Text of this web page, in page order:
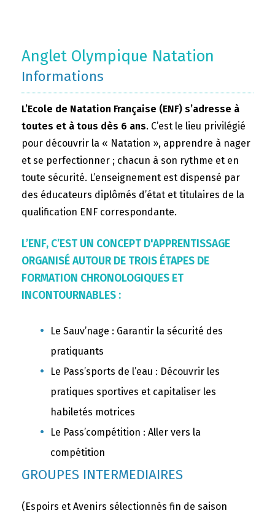
Anglet Olympique Natation
Informations
L’Ecole de Natation Française (ENF) s’adresse à
toutes et à tous dès 6 ans. C’est le lieu privilégié
pour découvrir la « Natation », apprendre à nager
et se perfectionner ; chacun à son rythme et en
toute sécurité. L’enseignement est dispensé par
des éducateurs diplômés d’état et titulaires de la
qualification ENF correspondante.
L’ENF, C’EST UN CONCEPT D'APPRENTISSAGE
ORGANISÉ AUTOUR DE TROIS ÉTAPES DE
FORMATION CHRONOLOGIQUES ET
INCONTOURNABLES :
Le Sauv’nage : Garantir la sécurité des
pratiquants
Le Pass’sports de l’eau : Découvrir les
pratiques sportives et capitaliser les
habiletés motrices
Le Pass’compétition : Aller vers la
compétition
GROUPES INTERMEDIAIRES
(Espoirs et Avenirs sélectionnés fin de saison